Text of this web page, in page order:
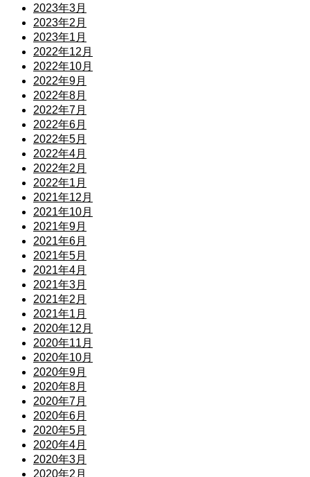
2023年3月
2023年2月
2023年1月
2022年12月
2022年10月
2022年9月
2022年8月
2022年7月
2022年6月
2022年5月
2022年4月
2022年2月
2022年1月
2021年12月
2021年10月
2021年9月
2021年6月
2021年5月
2021年4月
2021年3月
2021年2月
2021年1月
2020年12月
2020年11月
2020年10月
2020年9月
2020年8月
2020年7月
2020年6月
2020年5月
2020年4月
2020年3月
2020年2月